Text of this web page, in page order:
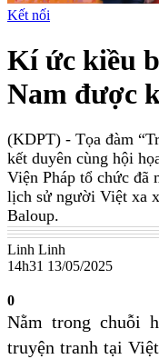
Kết nối
Kí ức kiều
Nam được
(KDPT) - Tọa đàm
kết duyên cùng hội
Viện Pháp tổ chức đã
lịch sử người Việt xa
Baloup.
Linh Linh
14h31 13/05/2025
0
Nằm trong chuỗi
truyện tranh tại